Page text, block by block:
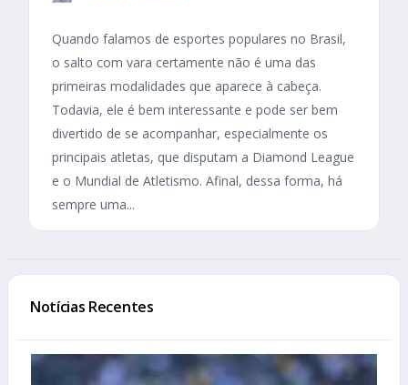
Quando falamos de esportes populares no Brasil,
o salto com vara certamente não é uma das
primeiras modalidades que aparece à cabeça.
Todavia, ele é bem interessante e pode ser bem
divertido de se acompanhar, especialmente os
principais atletas, que disputam a Diamond League
e o Mundial de Atletismo. Afinal, dessa forma, há
sempre uma...
Notícias Recentes